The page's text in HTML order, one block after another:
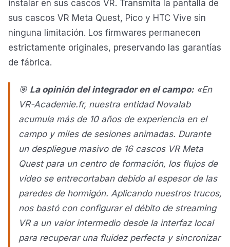
instalar en sus cascos VR. Transmita la pantalla de
sus cascos VR Meta Quest, Pico y HTC Vive sin
ninguna limitación. Los firmwares permanecen
estrictamente originales, preservando las garantías
de fábrica.
🎯 La opinión del integrador en el campo: «En
VR-Academie.fr, nuestra entidad Novalab
acumula más de 10 años de experiencia en el
campo y miles de sesiones animadas. Durante
un despliegue masivo de 16 cascos VR Meta
Quest para un centro de formación, los flujos de
vídeo se entrecortaban debido al espesor de las
paredes de hormigón. Aplicando nuestros trucos,
nos bastó con configurar el débito de streaming
VR a un valor intermedio desde la interfaz local
para recuperar una fluidez perfecta y sincronizar